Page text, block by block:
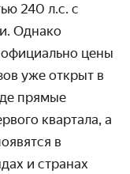
240 л.с. с
Однако
официально цены
уже открыт в
прямые
квартала, а
в
и странах